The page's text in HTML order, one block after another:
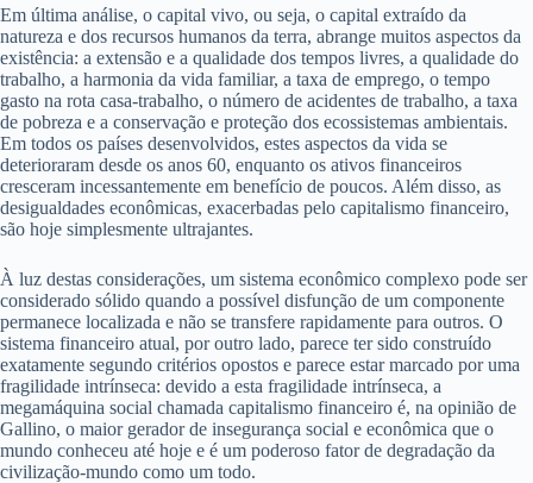
Em última análise, o capital vivo, ou seja, o capital extraído da
natureza e dos recursos humanos da terra, abrange muitos aspectos da
existência: a extensão e a qualidade dos tempos livres, a qualidade do
trabalho, a harmonia da vida familiar, a taxa de emprego, o tempo
gasto na rota casa-trabalho, o número de acidentes de trabalho, a taxa
de pobreza e a conservação e proteção dos ecossistemas ambientais.
Em todos os países desenvolvidos, estes aspectos da vida se
deterioraram desde os anos 60, enquanto os ativos financeiros
cresceram incessantemente em benefício de poucos. Além disso, as
desigualdades econômicas, exacerbadas pelo capitalismo financeiro,
são hoje simplesmente ultrajantes.
À luz destas considerações, um sistema econômico complexo pode ser
considerado sólido quando a possível disfunção de um componente
permanece localizada e não se transfere rapidamente para outros. O
sistema financeiro atual, por outro lado, parece ter sido construído
exatamente segundo critérios opostos e parece estar marcado por uma
fragilidade intrínseca: devido a esta fragilidade intrínseca, a
megamáquina social chamada capitalismo financeiro é, na opinião de
Gallino, o maior gerador de insegurança social e econômica que o
mundo conheceu até hoje e é um poderoso fator de degradação da
civilização-mundo como um todo.